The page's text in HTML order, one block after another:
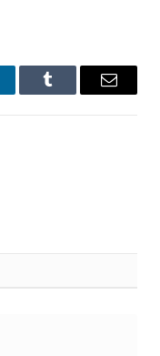
Tumblr Email